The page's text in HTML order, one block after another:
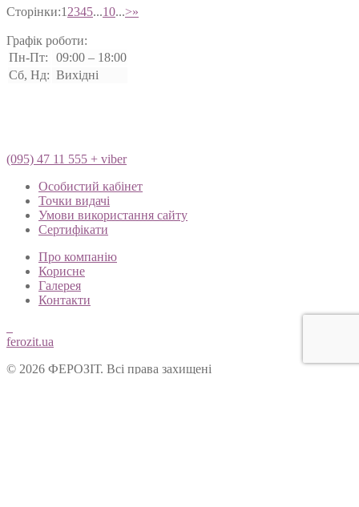
Сторінки:12345...10...>»
Графік роботи:
Пн-Пт:
09:00 – 18:00
Сб, Нд: Вихідні
(095) 47 11 555 + viber
Особистий кабінет
Точки видачі
Умови використання сайту
Сертифікати
Про компанію
Корисне
Галерея
Контакти
ferozit.ua
© 2026 ФЕРОЗІТ. Всі права захищені